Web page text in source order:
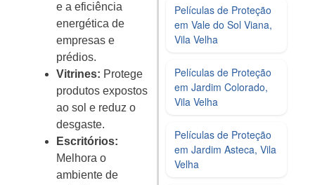
e a eficiência
energética de
empresas e
prédios.
Vitrines: Protege
produtos expostos
ao sol e reduz o
desgaste.
Escritórios:
Melhora o
ambiente de
Películas de Proteção
em Vale do Sol Viana,
Vila Velha
Películas de Proteção
em Jardim Colorado,
Vila Velha
Películas de Proteção
em Jardim Asteca, Vila
Velha